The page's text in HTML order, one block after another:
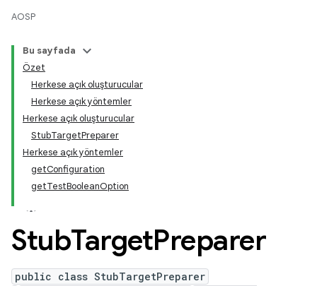
AOSP
Bu sayfada
Özet
Herkese açık oluşturucular
Herkese açık yöntemler
Herkese açık oluşturucular
StubTargetPreparer
Herkese açık yöntemler
getConfiguration
getTestBooleanOption
StubTargetPreparer
public class StubTargetPreparer